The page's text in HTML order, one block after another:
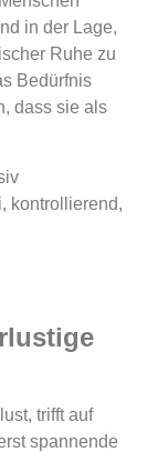
in der Lage,
Ruhe zu
Bedürfnis
dass sie als
kontrollierend,
trifft auf
spannende